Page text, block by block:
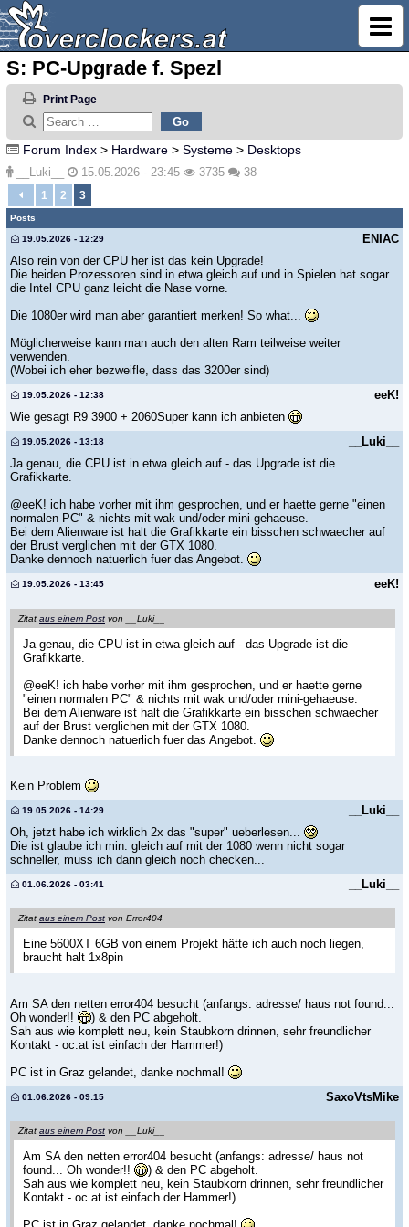
S: PC-Upgrade f. Spezl
Print Page
Forum Index > Hardware > Systeme > Desktops
__Luki__ 15.05.2026 - 23:45 3735 38
1 2 3
Posts
ENIAC
19.05.2026 - 12:29
Also rein von der CPU her ist das kein Upgrade!
Die beiden Prozessoren sind in etwa gleich auf und in Spielen hat sogar
die Intel CPU ganz leicht die Nase vorne.
Die 1080er wird man aber garantiert merken! So what...
Möglicherweise kann man auch den alten Ram teilweise weiter
verwenden.
(Wobei ich eher bezweifle, dass das 3200er sind)
eeK!
19.05.2026 - 12:38
Wie gesagt R9 3900 + 2060Super kann ich anbieten
__Luki__
19.05.2026 - 13:18
Ja genau, die CPU ist in etwa gleich auf - das Upgrade ist die
Grafikkarte.
@eeK! ich habe vorher mit ihm gesprochen, und er haette gerne "einen
normalen PC" & nichts mit wak und/oder mini-gehaeuse.
Bei dem Alienware ist halt die Grafikkarte ein bisschen schwaecher auf
der Brust verglichen mit der GTX 1080.
Danke dennoch natuerlich fuer das Angebot.
eeK!
19.05.2026 - 13:45
Zitat aus einem Post von __Luki__
Ja genau, die CPU ist in etwa gleich auf - das Upgrade ist die
Grafikkarte.
@eeK! ich habe vorher mit ihm gesprochen, und er haette gerne
"einen normalen PC" & nichts mit wak und/oder mini-gehaeuse.
Bei dem Alienware ist halt die Grafikkarte ein bisschen schwaecher
auf der Brust verglichen mit der GTX 1080.
Danke dennoch natuerlich fuer das Angebot.
Kein Problem
__Luki__
19.05.2026 - 14:29
Oh, jetzt habe ich wirklich 2x das "super" ueberlesen...
Die ist glaube ich min. gleich auf mit der 1080 wenn nicht sogar
schneller, muss ich dann gleich noch checken...
__Luki__
01.06.2026 - 03:41
Zitat aus einem Post von Error404
Eine 5600XT 6GB von einem Projekt hätte ich auch noch liegen,
braucht halt 1x8pin
Am SA den netten error404 besucht (anfangs: adresse/ haus not found...
Oh wonder!!
) & den PC abgeholt.
Sah aus wie komplett neu, kein Staubkorn drinnen, sehr freundlicher
Kontakt - oc.at ist einfach der Hammer!)
PC ist in Graz gelandet, danke nochmal!
SaxoVtsMike
01.06.2026 - 09:15
Zitat aus einem Post von __Luki__
Am SA den netten error404 besucht (anfangs: adresse/ haus not
found... Oh wonder!!
) & den PC abgeholt.
Sah aus wie komplett neu, kein Staubkorn drinnen, sehr freundlicher
Kontakt - oc.at ist einfach der Hammer!)